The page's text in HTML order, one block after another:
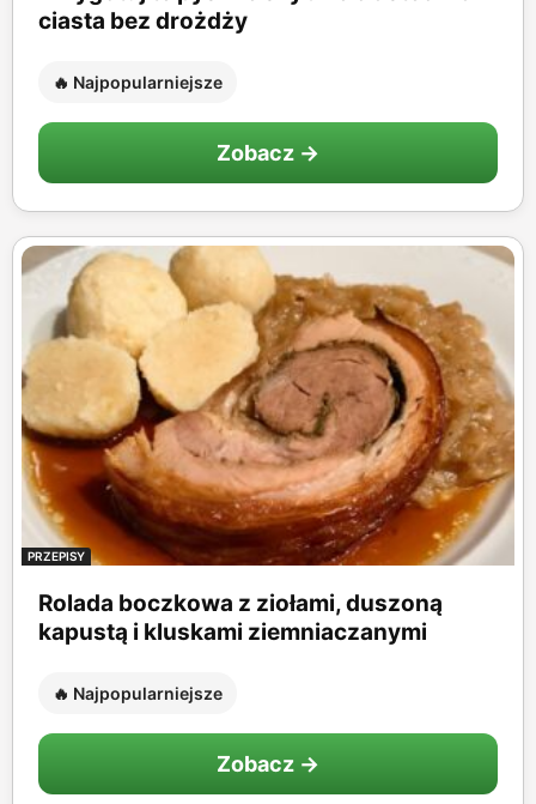
ciasta bez drożdży
🔥 Najpopularniejsze
Zobacz →
PRZEPISY
Rolada boczkowa z ziołami, duszoną
kapustą i kluskami ziemniaczanymi
🔥 Najpopularniejsze
Zobacz →